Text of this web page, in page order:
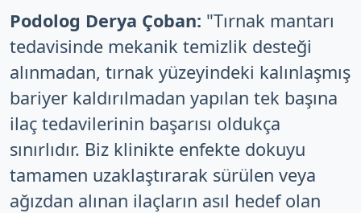
Podolog Derya Çoban: "Tırnak mantarı
tedavisinde mekanik temizlik desteği
alınmadan, tırnak yüzeyindeki kalınlaşmış
bariyer kaldırılmadan yapılan tek başına
ilaç tedavilerinin başarısı oldukça
sınırlıdır. Biz klinikte enfekte dokuyu
tamamen uzaklaştırarak sürülen veya
ağızdan alınan ilaçların asıl hedef olan